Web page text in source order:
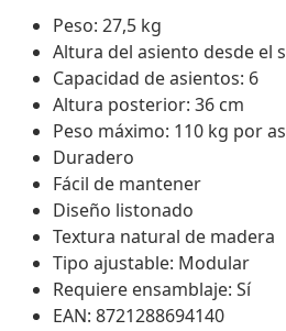
Peso: 27,5 kg
Altura del asiento desde el
Capacidad de asientos: 6
Altura posterior: 36 cm
Peso máximo: 110 kg por
Duradero
Fácil de mantener
Diseño listonado
Textura natural de madera
Tipo ajustable: Modular
Requiere ensamblaje: Sí
EAN: 8721288694140